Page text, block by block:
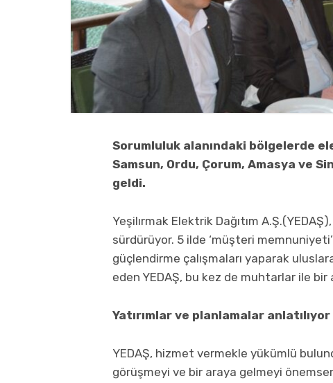
Sorumluluk alanındaki bölgelerde
Samsun, Ordu, Çorum, Amasya ve
geldi.
Yeşilırmak Elektrik Dağıtım
sürdürüyor. 5 ilde ‘müşteri
güçlendirme çalışmaları yaparak
eden YEDAŞ, bu kez de muhtarlar ile
Yatırımlar ve planlamalar anlatılıyor
YEDAŞ, hizmet vermekle yükümlü
görüşmeyi ve bir araya gelmeyi